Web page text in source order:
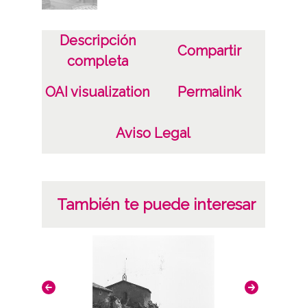
Descripción
completa
Compartir
OAI visualization Permalink
Aviso Legal
También te puede interesar